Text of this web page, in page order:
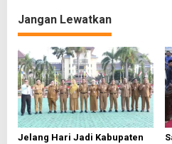
a
s
i
p
o
s
Jangan Lewatkan
Jelang Hari Jadi Kabupaten